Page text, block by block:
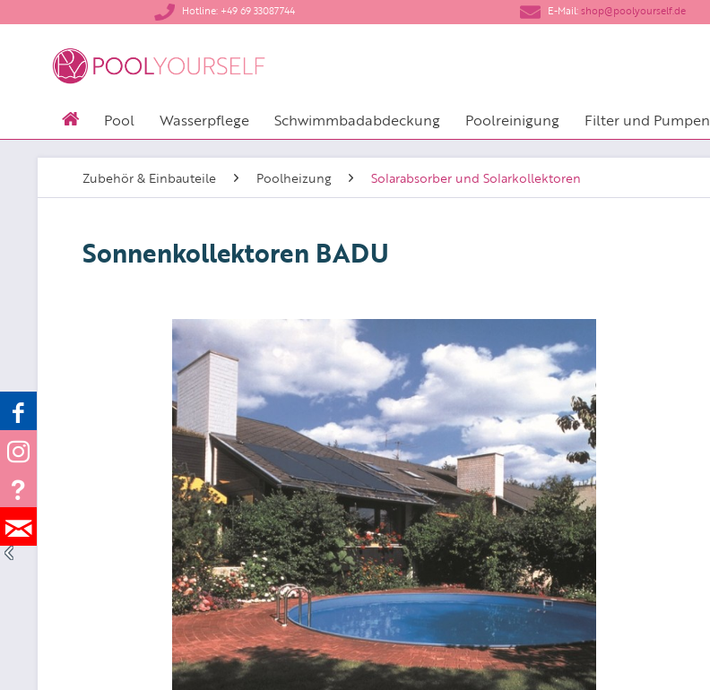
​Hotline: +49 69 33087744 ​E-Mail: shop@poolyourself.de
Pool Wasserpflege Schwimmbadabdeckung Poolreinigung Filter und Pumpen
Zubehör & Einbauteile Poolheizung Solarabsorber und Solarkollektoren
Sonnenkollektoren BADU